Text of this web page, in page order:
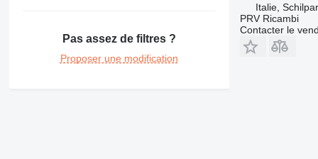
Pas assez de filtres ?
Proposer une modification
Italie,
PRV Ricambi
Contacter le